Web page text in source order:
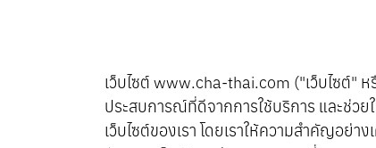
เว็บไซต์ www.cha-thai.com ("เว็บไซต์"
ประสบการณ์ที่ดีจากการใช้บริการ และช่ว
เว็บไซต์ของเรา โดยเราให้ความสำคัญอ